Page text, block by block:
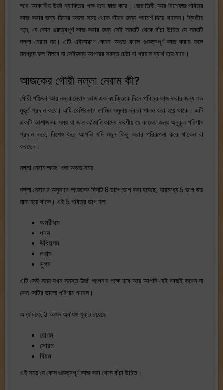
আর আকাশীয় উর্জা ব্যাক্তির পক্ষ হয়ে কাজ করে। জ্যোতিষী আর বিশেষজ্ঞ পবিত্র
কাজ করার জন্য দিনের অশুভ সময় থেকে বাঁচার জন্য পরামর্শ দিয়ে থাকেন। দ্বিতীয়
শব্দে, যে কোন গুরুত্বপূর্ণ কাজ করার জন্য সেই সময়টি থেকে বাঁচা উচিত যে সময়টি
নল্লা নেরাম নয়। এটি এইকারণে কেননা অশুভ কালে গুরুত্বপূর্ণ কাজ করার ফলে
মনপছন্দ ফল মিলবে না সেইজন্য আপনার সমস্ত চেষ্টা বা প্রয়াস ব্যার্থ হয়ে যাবে।
আজকের গৌরী নল্লা নেরাম কী?
গৌরী পঞ্জিকা আর নল্লা নেরাম আজ এক ব্যাক্তিকে দিনে পবিত্র কাজ করার জন্য শুভ
মুহূর্ত প্রদান করে। এটি বেশিরভাগ তামিল সমুদায় দ্বারা পালন করা হয়ে থাকে। এটি
একটি আশাজনক সময় যা জাতক/জাতিকাদের করণীয় যে কাজের জন্য অনুকূল পরিণাম
প্রদান করে, বিশেষ করে আপনি যদি নতুন কিছু করার পরিকল্পনা করে থাকেন বা
করছেন।
নল্লা নেরাম আজ : শুভ অশুভ সময়
নল্লা নেরাম র অনুসারে আজকের দিনটি 8 ভাগে ভাগ করা হয়েছে, যারমধ্যে 5 ভাগ শুভ
মানা হয়ে থাকে। এই 5 পবিত্র ভাগ হল:
অমরীধম
ধনম
উধিয়গম
লবাম
সুগম
এটি সেই সময় যখন সমস্ত উর্জা আপনার পক্ষে হবে আর আপনি যেই কাজই করেন না
কেন সেটির ভালো পরিণাম পাবেন।
অন্যদিকে, 3 অশুভ অবধিও যুক্ত রয়েছে:
রোগম
সোরম
বিষম
এই সময় যে কোন গুরুত্বপূর্ণ কাজ করা থেকে বাঁচা উচিত।